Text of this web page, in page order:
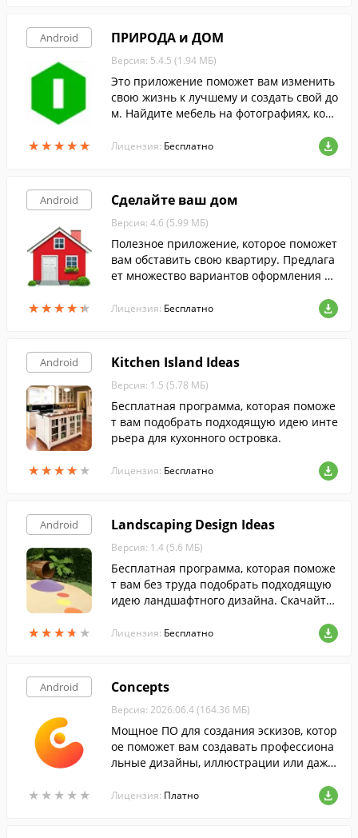
Android
★★★★★
★★★★★
ПРИРОДА и ДОМ
Версия: 5.4.5 (1.94 МБ)
Это приложение поможет вам изменить
свою жизнь к лучшему и создать свой до
м. Найдите мебель на фотографиях, кото
йте, что еще создают эти производител
Лицензия: Бесплатно
Android
★★★★★
★★★★★
Сделайте ваш дом
Версия: 4.6 (5.99 МБ)
Полезное приложение, которое поможет
вам обставить свою квартиру. Предлага
ет множество вариантов оформления ра
Лицензия: Бесплатно
Android
★★★★ ★
★★★★ ★
Kitchen Island Ideas
Версия: 1.5 (5.78 МБ)
Бесплатная программа, которая поможе
т вам подобрать подходящую идею инте
рьера для кухонного островка.
Лицензия: Бесплатно
Android
★★★★ ★
★★★★ ★
Landscaping Design Ideas
Версия: 1.4 (5.6 МБ)
Бесплатная программа, которая поможе
т вам без труда подобрать подходящую
идею ландшафтного дизайна. Скачайте
Лицензия: Бесплатно
Android
★ ★ ★ ★ ★
★ ★ ★ ★ ★
Concepts
Версия: 2026.06.4 (164.36 МБ)
Мощное ПО для создания эскизов, котор
ое поможет вам создавать профессиона
льные дизайны, иллюстрации или даже
бесконечный холст на экране вашего см
Лицензия: Платно